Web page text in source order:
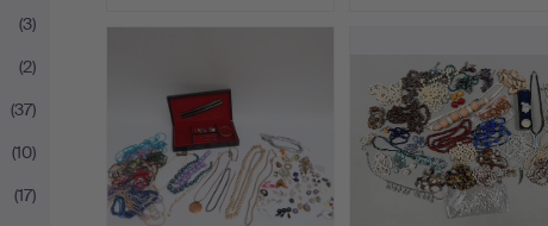
(3)
(2)
(37)
(10)
(17)